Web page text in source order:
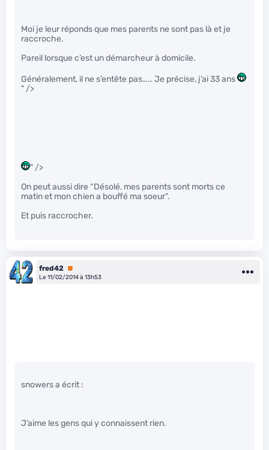
Moi je leur réponds que mes parents ne sont pas là et je
raccroche.
Pareil lorsque c’est un démarcheur à domicile.
Généralement, il ne s’entête pas….. Je précise, j’ai 33 ans
" />
" />
On peut aussi dire “Désolé, mes parents sont morts ce
matin et mon chien a bouffé ma soeur”.
Et puis raccrocher.
fred42 Premium
Le 11/02/2014 à 13h53
snowers a écrit :
J’aime les gens qui y connaissent rien.